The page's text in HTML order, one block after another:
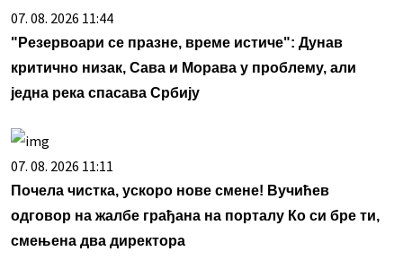
07. 08. 2026 11:44
"Резервоари се празне, време истиче": Дунав
критично низак, Сава и Морава у проблему, али
једна река спасава Србију
07. 08. 2026 11:11
Почела чистка, ускоро нове смене! Вучићев
одговор на жалбе грађана на порталу Ко си бре ти,
смењена два директора